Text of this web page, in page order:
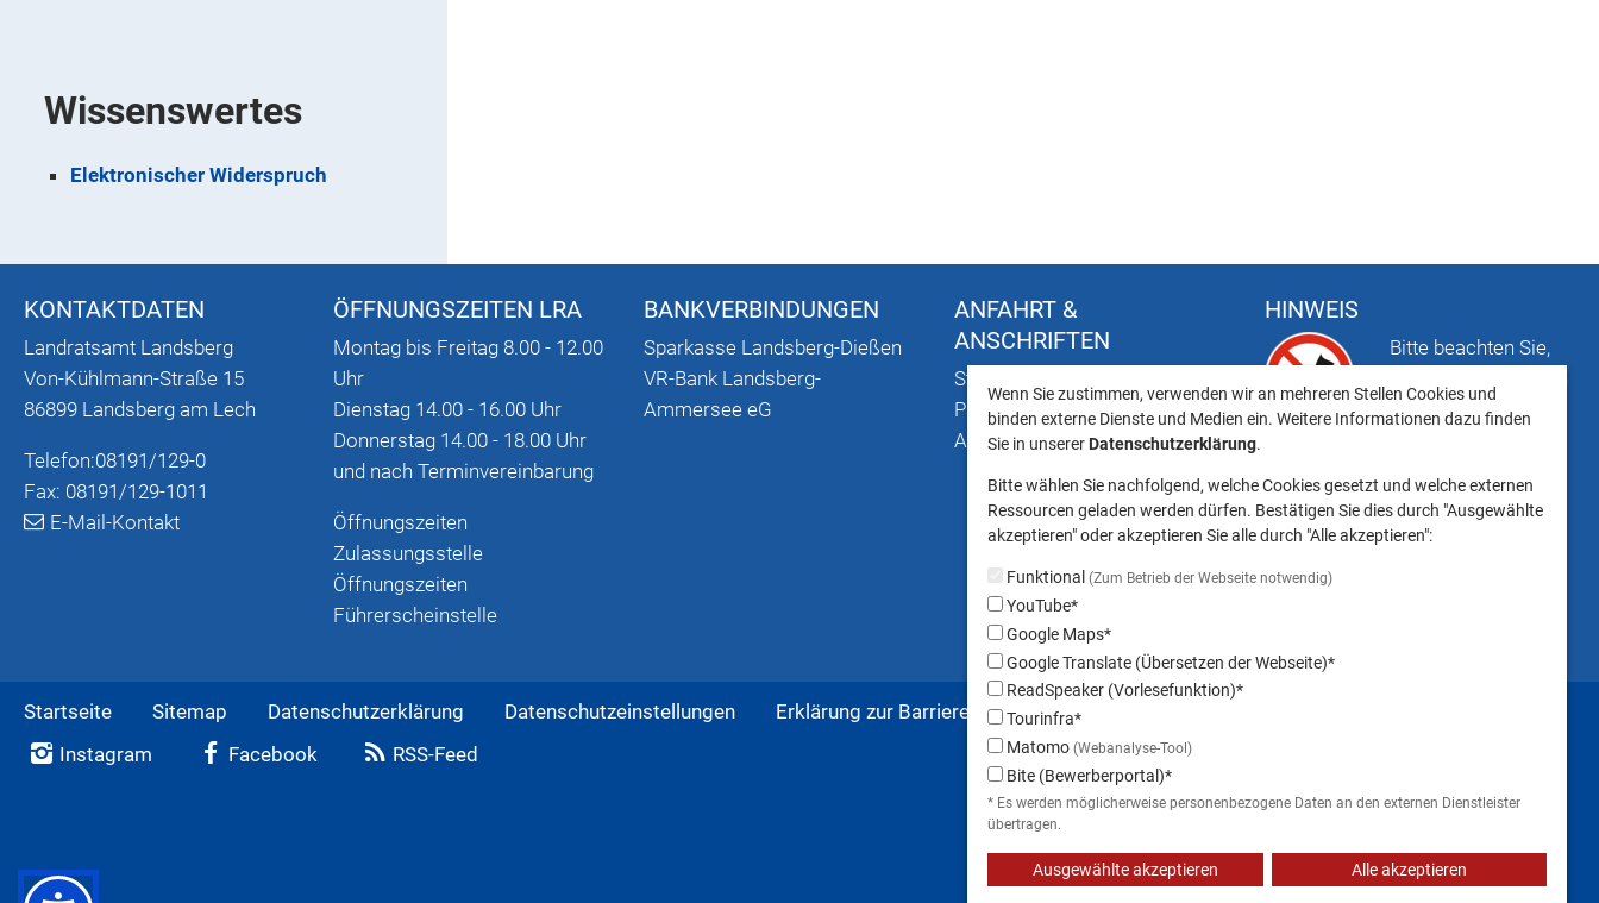
Wissenswertes
Elektronischer Widerspruch
KONTAKTDATEN
Landratsamt Landsberg
Von-Kühlmann-Straße 15
86899 Landsberg am Lech
Telefon:08191/129-0
Fax: 08191/129-1011
E-Mail-Kontakt
ÖFFNUNGSZEITEN LRA
Montag bis Freitag 8.00 - 12.00
Uhr
Dienstag 14.00 - 16.00 Uhr
Donnerstag 14.00 - 18.00 Uhr
und nach Terminvereinbarung
Öffnungszeiten
Zulassungsstelle
Öffnungszeiten
Führerscheinstelle
BANKVERBINDUNGEN
Sparkasse Landsberg-Dießen
VR-Bank Landsberg-
Ammersee eG
ANFAHRT &
ANSCHRIFTEN
Stadtplan mit
Parkmöglichkeiten
Anschriften
HINWEIS
Bitte beachten Sie,
von Tieren ins
gestattet ist.
Startseite Sitemap Datenschutzerklärung Datenschutzeinstellungen Erklärung zur Barrierefreiheit
Impressum
Instagram
Facebook RSS-Feed
Wenn Sie zustimmen, verwenden wir an mehreren Stellen Cookies und
binden externe Dienste und Medien ein. Weitere Informationen dazu finden
Sie in unserer Datenschutzerklärung.
Bitte wählen Sie nachfolgend, welche Cookies gesetzt und welche externen
Ressourcen geladen werden dürfen. Bestätigen Sie dies durch "Ausgewählte
akzeptieren" oder akzeptieren Sie alle durch "Alle akzeptieren":
Funktional (Zum Betrieb der Webseite notwendig)
YouTube*
Google Maps*
Google Translate (Übersetzen der Webseite)*
ReadSpeaker (Vorlesefunktion)*
Tourinfra*
Matomo (Webanalyse-Tool)
Bite (Bewerberportal)*
* Es werden möglicherweise personenbezogene Daten an den externen Dienstleister
übertragen.
Ausgewählte akzeptieren Alle akzeptieren